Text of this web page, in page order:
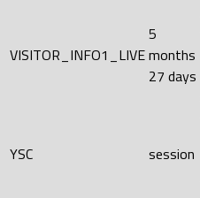
VISITOR_INFO1_LIVE
5
months
27 days
YSC session